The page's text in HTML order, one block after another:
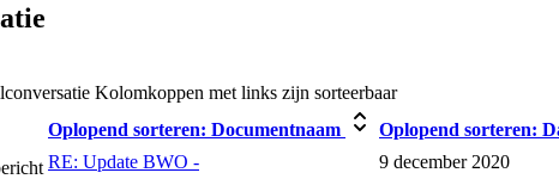
Kolomkoppen met links zijn sorteerbaar
Oplopend sorteren: Documentnaam Oplopend sorteren:
RE: Update BWO - 9 december 2020